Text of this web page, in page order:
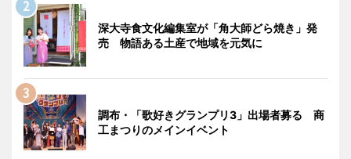
深大寺食文化編集室が「角大師どら焼き」発
売 物語ある土産で地域を元気に
調布・「歌好きグランプリ3」出場者募る 商
工まつりのメインイベント